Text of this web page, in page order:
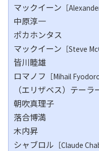
マックイーン ［
中原淳一
ポカホンタス
マックイーン ［Steve
皆川睦雄
ロマノフ ［Mihail
（エリザベス）テーラ
朝吹真理子
落合博満
木内昇
シャブロル ［Claude